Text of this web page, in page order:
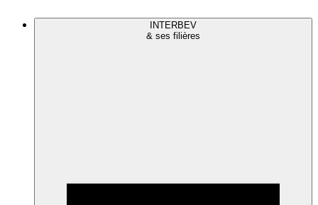
INTERBEV
& ses filières